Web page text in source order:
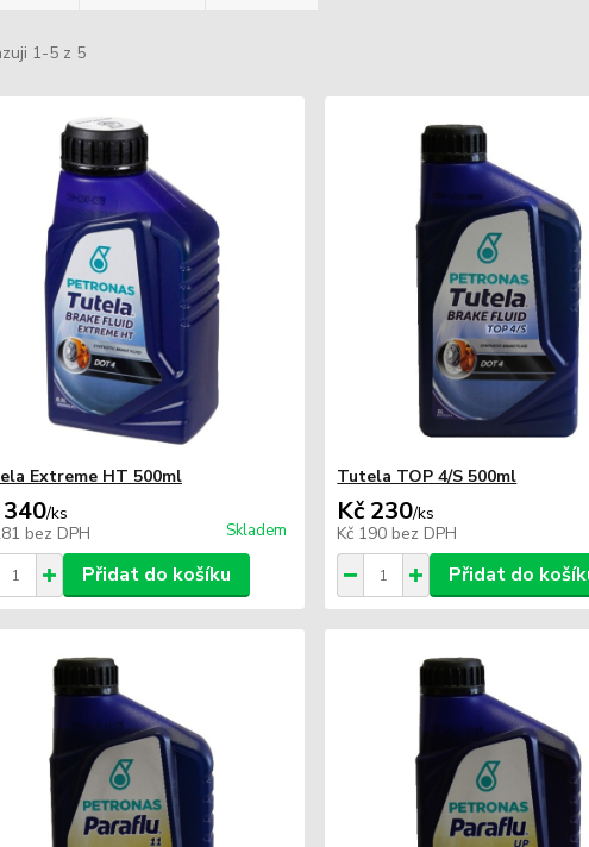
1-5 z 5
Extreme HT 500ml
340/ks
bez DPH Skladem
Přidat do košíku
Tutela TOP 4/S 500ml
Kč 230/ks
Kč 190 bez DPH
Přidat do